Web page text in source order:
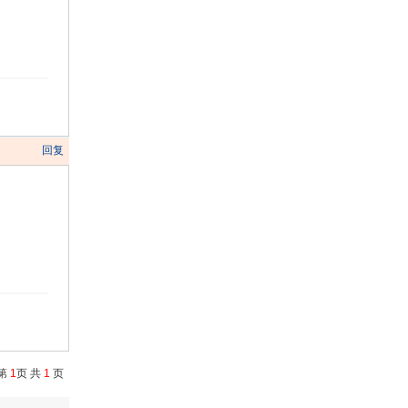
回复
1页 共 1 页